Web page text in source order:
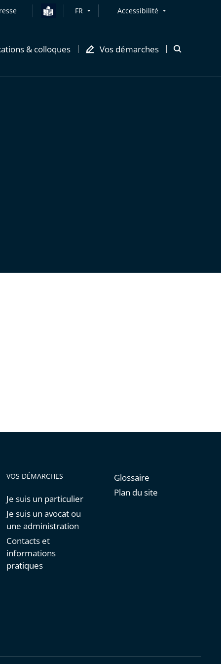
FR Accessibilité
& colloques Vos démarches
Ouvrir
VOS DÉMARCHES
Je suis un particulier
Je suis un avocat ou
une administration
Contacts et
informations
pratiques
Glossaire
Plan du site